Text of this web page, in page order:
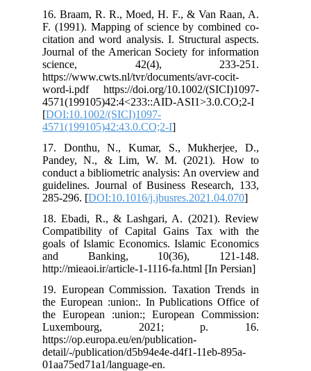
16. Braam, R. R., Moed, H. F., & Van Raan, A.
F. (1991). Mapping of science by combined co‐
citation and word analysis. I. Structural aspects.
Journal of the American Society for information
science, 42(4), 233-251.
https://www.cwts.nl/tvr/documents/avr-cocit-
word-i.pdf https://doi.org/10.1002/(SICI)1097-
4571(199105)42:4<233::AID-ASI1>3.0.CO;2-I
[DOI:10.1002/(SICI)1097-
4571(199105)42:43.0.CO;2-I
17. Donthu, N., Kumar, S., Mukherjee, D.,
Pandey, N., & Lim, W. M. (2021). How to
conduct a bibliometric analysis: An overview and
guidelines. Journal of Business Research, 133,
285-296. [DOI:10.1016/j.jbusres.2021.04.070
18. Ebadi, R., & Lashgari, A. (2021). Review
Compatibility of Capital Gains Tax with the
goals of Islamic Economics. Islamic Economics
and Banking, 10(36), 121-148.
http://mieaoi.ir/article-1-1116-fa.html [In Persian]
19. European Commission. Taxation Trends in
the European :union:. In Publications Office of
the European :union:; European Commission:
Luxembourg, 2021; p. 16.
https://op.europa.eu/en/publication-
detail/-/publication/d5b94e4e-d4f1-11eb-895a-
01aa75ed71a1/language-en.